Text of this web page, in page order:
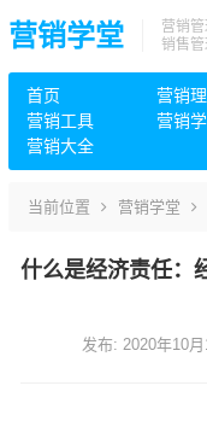
营销学堂
营销管
销售管
首页 营销
营销工具
营销
营销大全
当前位置 营销学堂
什么是经济责任：
发布: 2020年10月